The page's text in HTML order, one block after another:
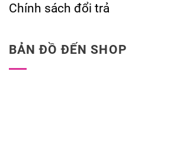
Chính sách đổi trả
BẢN ĐỒ ĐẾN SHOP